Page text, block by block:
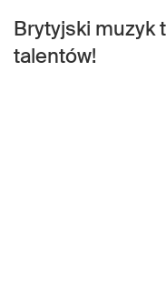
Brytyjski muzyk
talentów!